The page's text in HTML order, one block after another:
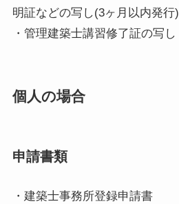
明証などの写し(3ヶ月以内発行)
・管理建築士講習修了証の写し
個人の場合
申請書類
・建築士事務所登録申請書